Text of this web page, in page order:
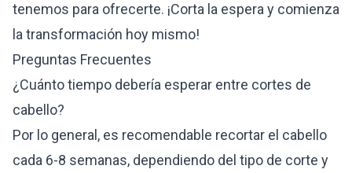
tenemos para ofrecerte. ¡Corta la espera y comienza
la transformación hoy mismo!
Preguntas Frecuentes
¿Cuánto tiempo debería esperar entre cortes de
cabello?
Por lo general, es recomendable recortar el cabello
cada 6-8 semanas, dependiendo del tipo de corte y